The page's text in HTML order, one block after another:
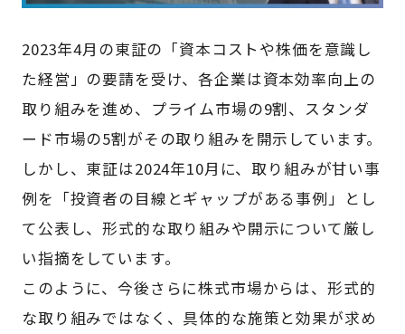
2023年4月の東証の「資本コストや株価を意識し
た経営」の要請を受け、各企業は資本効率向上の
取り組みを進め、プライム市場の9割、スタンダ
ード市場の5割がその取り組みを開示しています。
しかし、東証は2024年10月に、取り組みが甘い事
例を「投資者の目線とギャップがある事例」とし
て公表し、形式的な取り組みや開示について厳し
い指摘をしています。
このように、今後さらに株式市場からは、形式的
な取り組みではなく、具体的な施策と効果が求め